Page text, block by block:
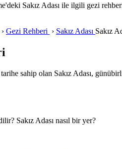
Sakız Adası ile ilgili gezi
› Gezi Rehberi › Sakız Adası Sakız
sahip olan Sakız Adası,
Sakız Adası nasıl bir yer?